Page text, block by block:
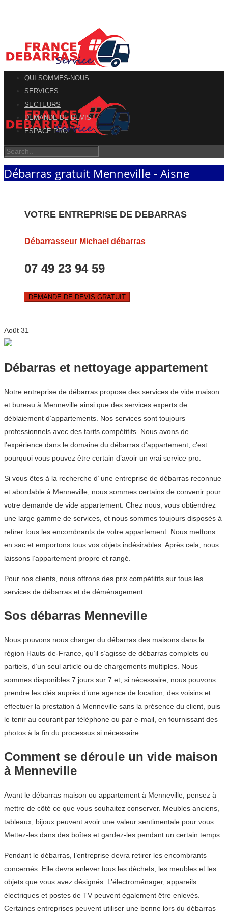
QUI SOMMES-NOUS
SERVICES
SECTEURS
DEMANDE DE DEVIS
ESPACE PRO
Débarras gratuit Menneville - Aisne
VOTRE ENTREPRISE DE DEBARRAS
Débarrasseur Michael débarras
07 49 23 94 59
DEMANDE DE DEVIS GRATUIT
Août 31
Débarras et nettoyage appartement
Notre entreprise de débarras propose des services de vide maison
et bureau à Menneville ainsi que des services experts de
déblaiement d’appartements. Nos services sont toujours
professionnels avec des tarifs compétitifs. Nous avons de
l’expérience dans le domaine du débarras d’appartement, c’est
pourquoi vous pouvez être certain d’avoir un vrai service pro.
Si vous êtes à la recherche d’ une entreprise de débarras reconnue
et abordable à Menneville, nous sommes certains de convenir pour
votre demande de vide appartement. Chez nous, vous obtiendrez
une large gamme de services, et nous sommes toujours disposés à
retirer tous les encombrants de votre appartement. Nous mettons
en sac et emportons tous vos objets indésirables. Après cela, nous
laissons l’appartement propre et rangé.
Pour nos clients, nous offrons des prix compétitifs sur tous les
services de débarras et de déménagement.
Sos débarras Menneville
Nous pouvons nous charger du débarras des maisons dans la
région Hauts-de-France, qu’il s’agisse de débarras complets ou
partiels, d’un seul article ou de chargements multiples. Nous
sommes disponibles 7 jours sur 7 et, si nécessaire, nous pouvons
prendre les clés auprès d’une agence de location, des voisins et
effectuer la prestation à Menneville sans la présence du client, puis
le tenir au courant par téléphone ou par e-mail, en fournissant des
photos à la fin du processus si nécessaire.
Comment se déroule un vide maison
à Menneville
Avant le débarras maison ou appartement à Menneville, pensez à
mettre de côté ce que vous souhaitez conserver. Meubles anciens,
tableaux, bijoux peuvent avoir une valeur sentimentale pour vous.
Mettez-les dans des boîtes et gardez-les pendant un certain temps.
Pendant le débarras, l’entreprise devra retirer les encombrants
concernés. Elle devra enlever tous les déchets, les meubles et les
objets que vous avez désignés. L’électroménager, appareils
électriques et postes de TV peuvent également être enlevés.
Certaines entreprises peuvent utiliser une benne lors du débarras